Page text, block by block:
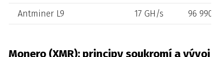
Antminer L9
17 GH/s 96
Monero (XMR): principy soukromí a vývoj